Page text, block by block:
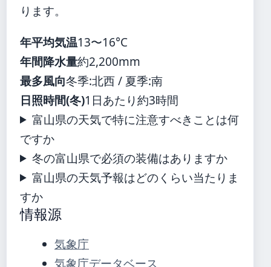
ります。
年平均気温13〜16°C
年間降水量約2,200mm
最多風向冬季:北西 / 夏季:南
日照時間(冬)1日あたり約3時間
富山県の天気で特に注意すべきことは何
ですか
冬の富山県で必須の装備はありますか
富山県の天気予報はどのくらい当たりま
すか
情報源
気象庁
気象庁データベース